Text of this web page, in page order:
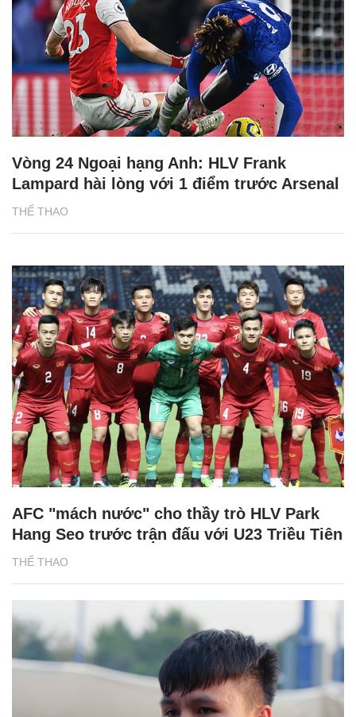
THỂ THAO
Vòng 24 Ngoại hạng Anh: HLV Frank
Lampard hài lòng với 1 điểm trước Arsenal
THỂ THAO
AFC "mách nước" cho thầy trò HLV Park
Hang Seo trước trận đấu với U23 Triều Tiên